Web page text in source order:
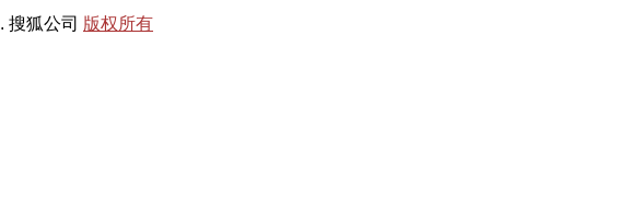
搜狐公司 版权所有